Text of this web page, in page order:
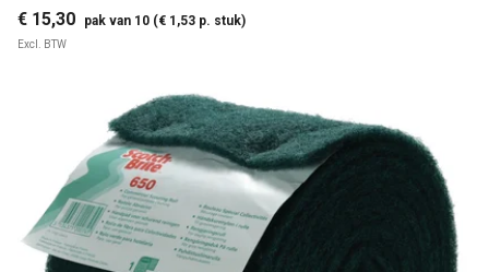
€ 15,30 pak van 10 (€ 1,53 p. stuk)
Excl. BTW